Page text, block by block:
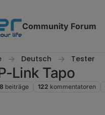
Community Forum
Deutsch Tester
Link Tapo
beiträge 122 kommentatoren